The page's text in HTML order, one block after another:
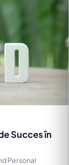
Succes în
Personal